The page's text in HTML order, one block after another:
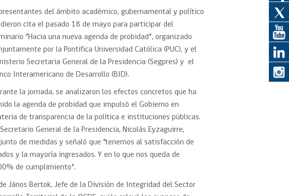
Convenio Marco
Trato directo
Subasta inversa
electrónica proveedor
Sello Empresa Mujer
del ámbito académico, gubernamental y político
dieron cita el pasado 18 de mayo para participar del
“Hacia una nueva agenda de probidad”, organizado
por la Pontifica Universidad Católica (PUC), y el
Secretaria General de la Presidencia (Segpres) y el
Interamericano de Desarrollo (BID).
la jornada, se analizaron los efectos concretos que ha
la agenda de probidad que impulsó el Gobierno en
de transparencia de la política e instituciones públicas.
General de la Presidencia, Nicolás Eyzaguirre,
de medidas y señaló que “tenemos al satisfacción de
y la mayoría ingresados. Y en lo que nos queda de
de cumplimiento”.
János Bertok, Jefe de la División de Integridad del Sector